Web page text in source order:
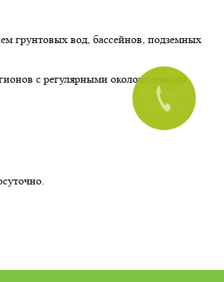
грунтовых вод, бассейнов, подземных
с регулярными околонулевыми
Закажите
звонок!